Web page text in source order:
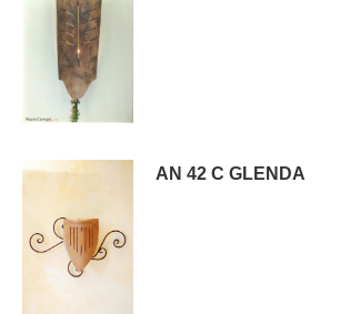
AN 42 C GLENDA